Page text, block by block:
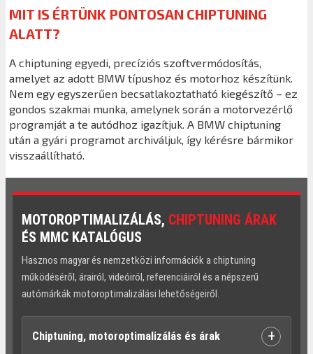
MIT IS ÉRTÜNK PONTOSAN CHIPTUNING
ALATT?
A chiptuning egyedi, precíziós szoftvermódosítás,
amelyet az adott BMW típushoz és motorhoz készítünk.
Nem egy egyszerűen becsatlakoztatható kiegészítő – ez
gondos szakmai munka, amelynek során a motorvezérlő
programját a te autódhoz igazítjuk. A BMW chiptuning
után a gyári programot archiváljuk, így kérésre bármikor
visszaállítható.
MOTOROPTIMALIZÁLÁS, CHIPTUNING ÁRAK
ÉS MMC KATALÓGUS
Hasznos magyar és nemzetközi információk a chiptuning
működéséről, árairól, videóiról, referenciáiról és a népszerű
autómárkák motoroptimalizálási lehetőségeiről.
Chiptuning, motoroptimalizálás és árak +